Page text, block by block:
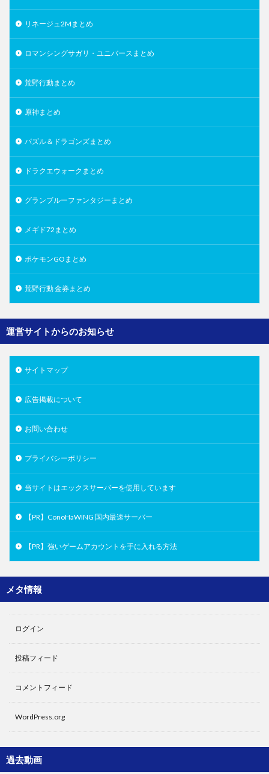
リネージュ2Mまとめ
ロマンシングサガリ・ユニバースまとめ
荒野行動まとめ
原神まとめ
パズル＆ドラゴンズまとめ
ドラクエウォークまとめ
グランブルーファンタジーまとめ
メギド72まとめ
ポケモンGOまとめ
荒野行動 金券まとめ
運営サイトからのお知らせ
サイトマップ
広告掲載について
お問い合わせ
プライバシーポリシー
当サイトはエックスサーバーを使用しています
【PR】ConoHaWING 国内最速サーバー
【PR】強いゲームアカウントを手に入れる方法
メタ情報
ログイン
投稿フィード
コメントフィード
WordPress.org
過去動画